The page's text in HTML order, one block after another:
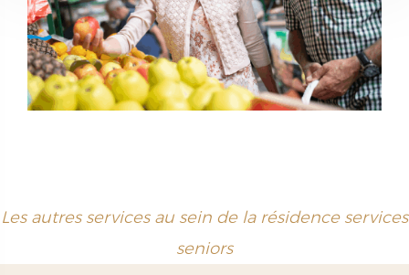
Les autres services au sein de la résidence services
seniors